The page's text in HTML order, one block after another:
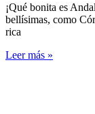
¡Qué bonita es
bellísimas, como
rica
Leer más »